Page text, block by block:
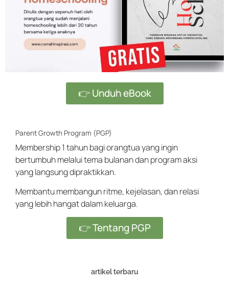
👉 Unduh eBook
Parent Growth Program (PGP)
Membership 1 tahun bagi orangtua yang ingin
bertumbuh melalui tema bulanan dan program aksi
yang langsung dipraktikkan.
Membantu membangun ritme, kejelasan, dan relasi
yang lebih hangat dalam keluarga.
👉 Tentang PGP
artikel terbaru